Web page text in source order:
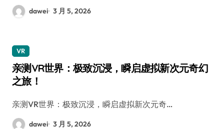
dawei 3 月 5, 2026
VR
亲测VR世界：极致沉浸，瞬启虚拟新次元奇幻
之旅！
亲测VR世界：极致沉浸，瞬启虚拟新次元奇…
dawei 3 月 5, 2026